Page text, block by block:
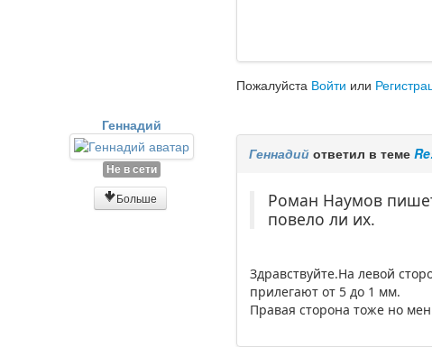
Пожалуйста Войти или
Геннадий
Не в сети
Больше
Геннадий ответил в теме
Роман Наумов
повело ли их.
Здравствуйте.На левой
прилегают от 5 до 1 мм.
Правая сторона тоже но